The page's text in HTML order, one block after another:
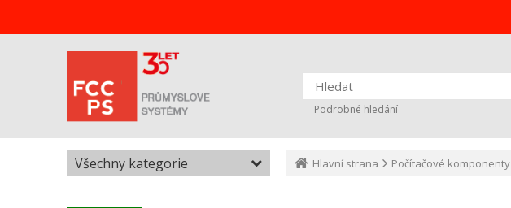
Podrobné hledání
Všechny kategorie Hlavní strana Počítačové komponenty